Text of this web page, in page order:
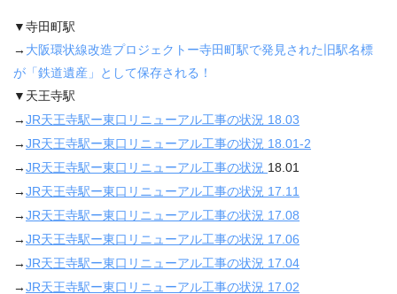
▼寺田町駅
→ 大阪環状線改造プロジェクトー寺田町駅で発見された旧駅名標
が「鉄道遺産」として保存される！
▼天王寺駅
→JR天王寺駅ー東口リニューアル工事の状況 18.03
→JR天王寺駅ー東口リニューアル工事の状況 18.01-2
→JR天王寺駅ー東口リニューアル工事の状況 18.01
→JR天王寺駅ー東口リニューアル工事の状況 17.11
→JR天王寺駅ー東口リニューアル工事の状況 17.08
→JR天王寺駅ー東口リニューアル工事の状況 17.06
→JR天王寺駅ー東口リニューアル工事の状況 17.04
→JR天王寺駅ー東口リニューアル工事の状況 17.02